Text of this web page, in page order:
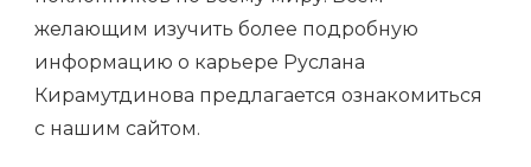
желающим изучить более подробную
информацию о карьере Руслана
Кирамутдинова предлагается ознакомиться
с нашим сайтом.